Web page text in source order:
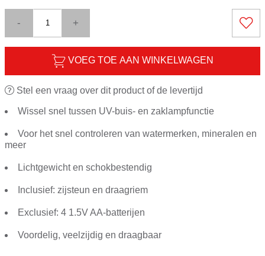
- +
VOEG TOE AAN WINKELWAGEN
Stel een vraag over dit product of de levertijd
Wissel snel tussen UV-buis- en zaklampfunctie
Voor het snel controleren van watermerken, mineralen en
meer
Lichtgewicht en schokbestendig
Inclusief: zijsteun en draagriem
Exclusief: 4 1.5V AA-batterijen
Voordelig, veelzijdig en draagbaar